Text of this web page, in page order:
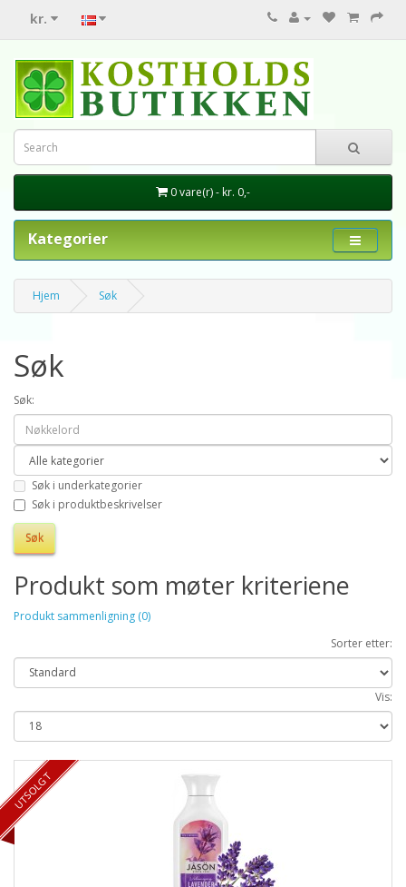
kr.
0 vare(r) - kr. 0,-
Kategorier
Hjem Søk
Søk
Søk:
Søk i underkategorier
Søk i produktbeskrivelser
Produkt som møter kriteriene
Produkt sammenligning (0)
Sorter etter:
Vis:
UTSOLGT